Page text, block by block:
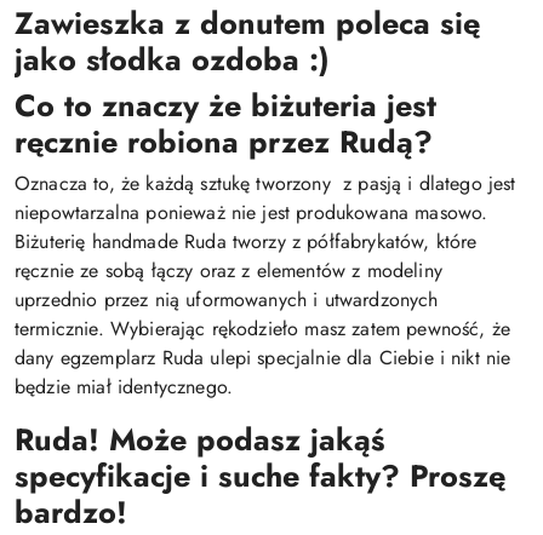
Zawieszka z donutem poleca się
jako słodka ozdoba :)
Co to znaczy że biżuteria jest
ręcznie robiona przez Rudą?
Oznacza to, że każdą sztukę tworzony z pasją i dlatego jest
niepowtarzalna ponieważ nie jest produkowana masowo.
Biżuterię handmade Ruda tworzy z półfabrykatów, które
ręcznie ze sobą łączy oraz z elementów z modeliny
uprzednio przez nią uformowanych i utwardzonych
termicznie. Wybierając rękodzieło masz zatem pewność, że
dany egzemplarz Ruda ulepi specjalnie dla Ciebie i nikt nie
będzie miał identycznego.
Ruda! Może podasz jakąś
specyfikacje i suche fakty? Proszę
bardzo!